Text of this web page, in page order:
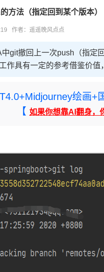
方法（指定回到某个版本）
作者：遥遥晚风点点
git撤回上一次push（指定
作具有一定的参考借鉴价
绘画+
【 如果你想靠AI翻身，